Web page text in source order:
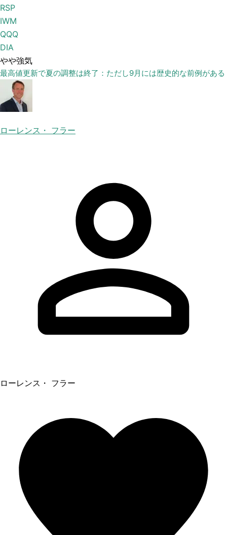
RSP
IWM
QQQ
DIA
やや強気
最高値更新で夏の調整は終了：ただし9月には歴史的な前例がある
ローレンス・ フラー
ローレンス・ フラー